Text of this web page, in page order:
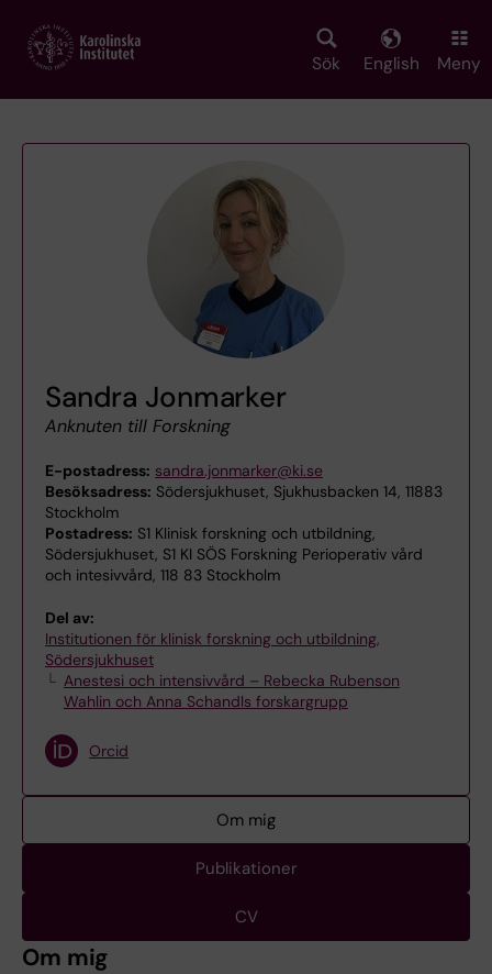
main
Sök English Meny
Sandra Jonmarker
Anknuten till Forskning
E-postadress: sandra.jonmarker@ki.se
Besöksadress: Södersjukhuset, Sjukhusbacken 14, 11883
Stockholm
Postadress: S1 Klinisk forskning och utbildning,
Södersjukhuset, S1 KI SÖS Forskning Perioperativ vård
och intesivvård, 118 83 Stockholm
Del av:
Institutionen för klinisk forskning och utbildning,
Södersjukhuset
Anestesi och intensivvård – Rebecka Rubenson
Wahlin och Anna Schandls forskargrupp
Orcid
Om mig
Publikationer
CV
Om mig